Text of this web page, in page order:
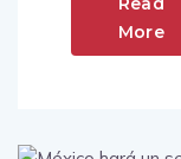
More